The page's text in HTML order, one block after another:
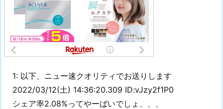
1: 以下、ニュー速クオリティでお送りします
2022/03/12(土) 14:36:20.309 ID:vJzy2f1P0
シェア率2.08%ってやーばいでしょ、、、